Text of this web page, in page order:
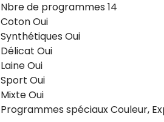
Nbre de programmes 14
Coton Oui
Synthétiques Oui
Délicat Oui
Laine Oui
Sport Oui
Mixte Oui
Programmes spéciaux Couleur,